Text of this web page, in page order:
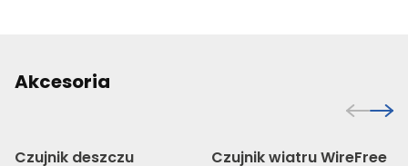
Akcesoria
Czujnik deszczu
Czujnik wiatru WireFree